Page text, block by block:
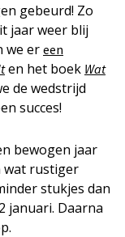
gebeurd! Zo
jaar weer blij
we er een
en het boek Wat
de wedstrijd
succes!
bewogen jaar
wat rustiger
stukjes dan
januari. Daarna